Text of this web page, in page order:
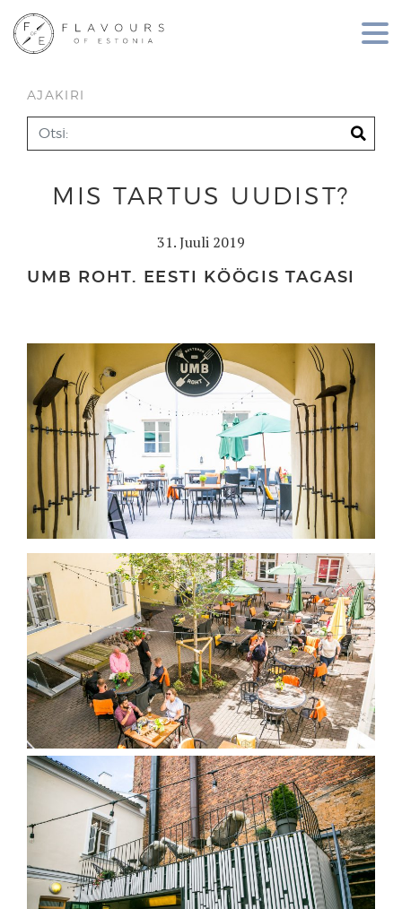
AJAKIRI
MIS TARTUS UUDIST?
31. Juuli 2019
UMB ROHT. EESTI KÖÖGIS TAGASI